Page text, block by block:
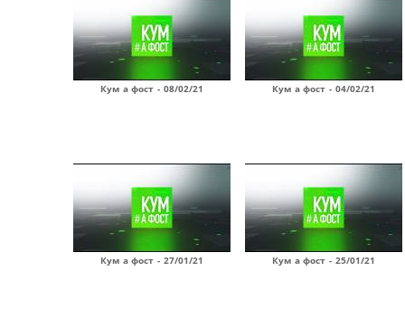
Кум а фост - 08/02/21 Кум а фост - 04/02/21
Кум а фост - 27/01/21 Кум а фост - 25/01/21